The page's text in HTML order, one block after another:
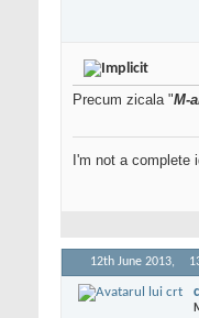
Precum zicala "M-
I'm not a complete
12th June 2013,